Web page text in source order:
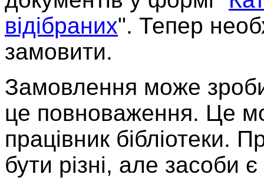
відібраних". Тепер
замовити.
Замовлення може
це повноваження. Це
працівник бібліотеки.
бути різні, але засоби